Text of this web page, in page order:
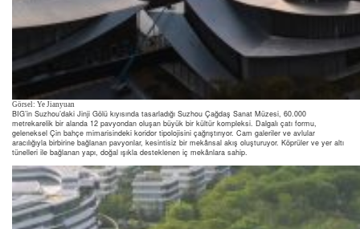
Görsel: Ye Jianyuan
BIG’in Suzhou’daki Jinji Gölü kıyısında tasarladığı Suzhou Çağdaş Sanat Müzesi, 60.000
metrekarelik bir alanda 12 pavyondan oluşan büyük bir kültür kompleksi. Dalgalı çatı formu,
geleneksel Çin bahçe mimarisindeki koridor tipolojisini çağrıştırıyor. Cam galeriler ve avlular
aracılığıyla birbirine bağlanan pavyonlar, kesintisiz bir mekânsal akış oluşturuyor. Köprüler ve yer altı
tünelleri ile bağlanan yapı, doğal ışıkla desteklenen iç mekânlara sahip.